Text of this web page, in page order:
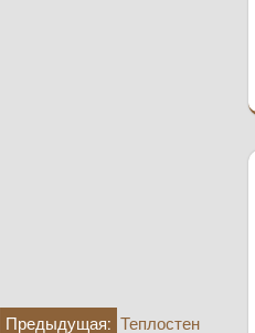
Предыдущая: Теплостен